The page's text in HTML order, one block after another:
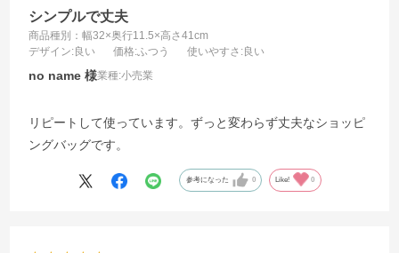
シンプルで丈夫
商品種別：幅32×奥行11.5×高さ41cm
デザイン:良い 価格:ふつう 使いやすさ :良い
no name 業種:小売業
リピートして使っています。ずっと変わらず丈夫なショッピ
ングバッグです。
参考になった 0 Like! 0